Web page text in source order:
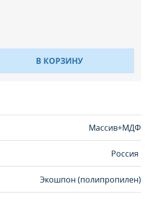
В КОРЗИНУ
Массив+МДФ
Россия
Экошпон (полипропилен)